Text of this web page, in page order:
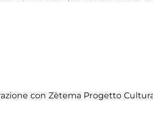
con Zètema Progetto